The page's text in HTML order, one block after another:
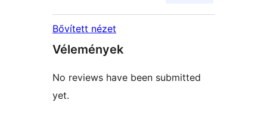
Bővített nézet
Vélemények
No reviews have been submitted
yet.